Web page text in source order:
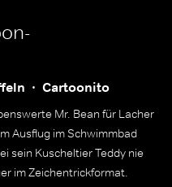
Cartoonito
Mr. Bean für Lacher
Ausflug im Schwimmbad
sein Kuscheltier Teddy nie
im Zeichentrickformat.